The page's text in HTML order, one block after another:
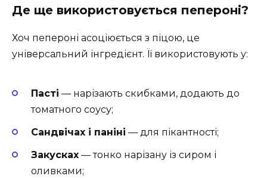
Де ще використовується пепероні?
Хоч пепероні асоціюється з піцою, це
універсальний інгредієнт. Її використовують у:
Пасті — нарізають скибками, додають до
томатного соусу;
Сандвічах і паніні — для пікантності;
Закусках — тонко нарізану із сиром і
оливками;